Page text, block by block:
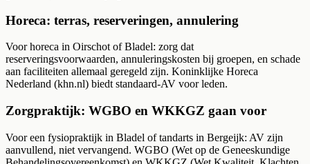
Horeca: terras, reserveringen, annulering
Voor horeca in Oirschot of Bladel: zorg dat
reserveringsvoorwaarden, annuleringskosten bij groepen, en schade
aan faciliteiten allemaal geregeld zijn. Koninklijke Horeca
Nederland (khn.nl) biedt standaard-AV voor leden.
Zorgpraktijk: WGBO en WKKGZ gaan voor
Voor een fysiopraktijk in Bladel of tandarts in Bergeijk: AV zijn
aanvullend, niet vervangend. WGBO (Wet op de Geneeskundige